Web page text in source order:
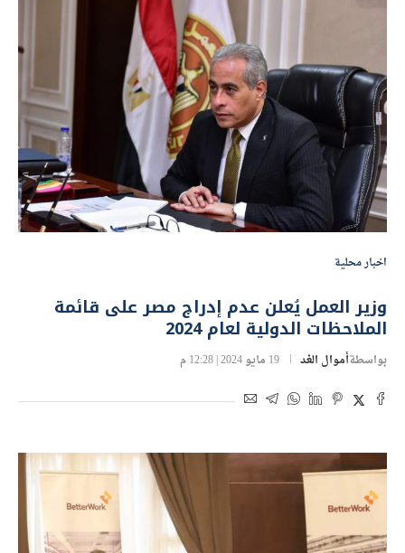
اخبار محلية
وزير العمل يُعلن عدم إدراج مصر على قائمة
الملاحظات الدولية لعام 2024
بواسطةأموال الغد 19 مايو 2024 | 12:28 م